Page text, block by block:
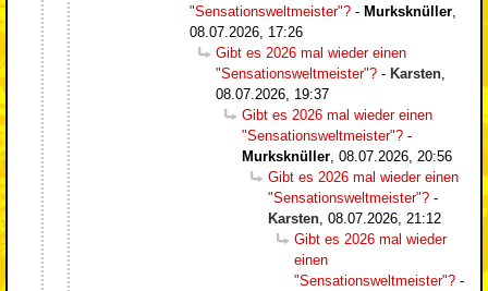
"Sensationsweltmeister"? - Murksknüller
08.07.2026, 17:26
Gibt es 2026 mal wieder einen
"Sensationsweltmeister"? - Karsten
08.07.2026, 19:37
Gibt es 2026 mal wieder einen
"Sensationsweltmeister"? -
Murksknüller 08.07.2026, 20:56
Gibt es 2026 mal wieder einen
"Sensationsweltmeister"? -
Karsten 08.07.2026, 21:12
Gibt es 2026 mal wieder
einen
"Sensationsweltmeister"? -